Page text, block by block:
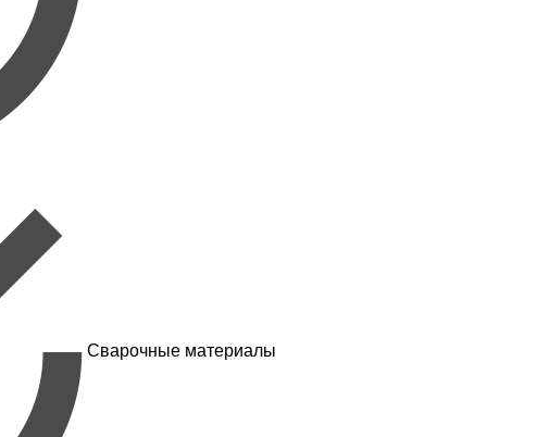
Сварочные материалы